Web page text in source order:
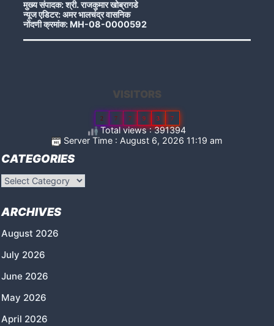
मुख्य संपादक: श्री. राजकुमार खोब्रागडे
न्यूज एडिटर: अमर भालचंद्र वासनिक
नोंदणी क्रमांक: MH-08-0000592
VISITORS
2 7 7 9 3 7
Total views : 391394
Server Time : August 6, 2026 11:19 am
CATEGORIES
Categories
ARCHIVES
August 2026
July 2026
June 2026
May 2026
April 2026